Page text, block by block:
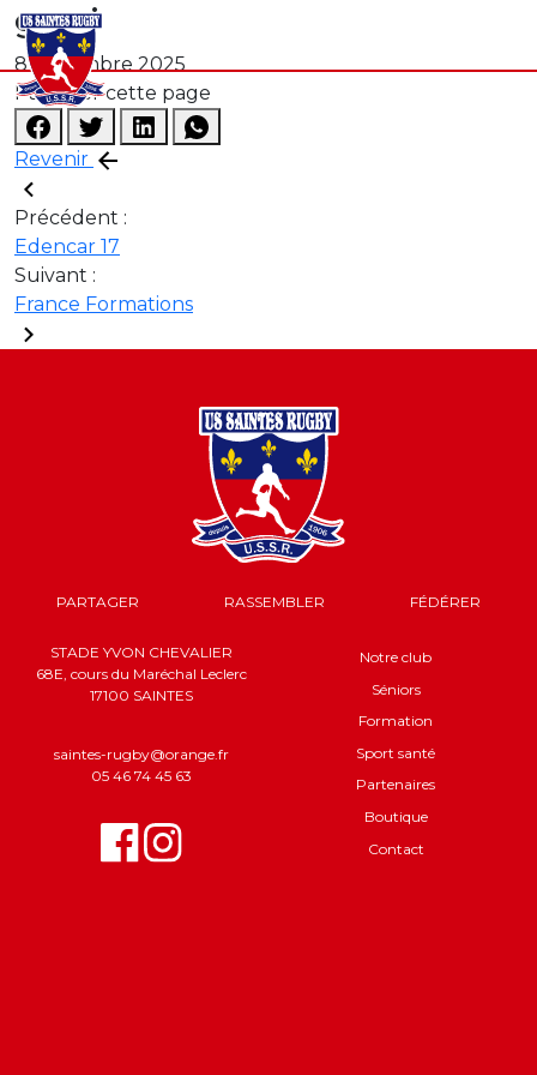
grmi
8 décembre 2025
Revenir
Partager cette page
Précédent :
Edencar 17
Suivant :
France Formations
PARTAGER RASSEMBLER FÉDÉRER
STADE YVON CHEVALIER
68E, cours du Maréchal Leclerc
17100 SAINTES
saintes-rugby@orange.fr
05 46 74 45 63
Notre club
Séniors
Formation
Sport santé
Partenaires
Boutique
Contact